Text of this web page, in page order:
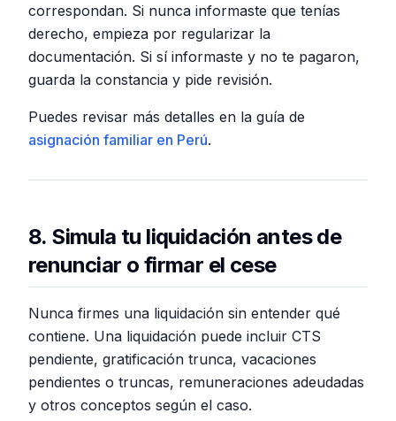
correspondan. Si nunca informaste que tenías
derecho, empieza por regularizar la
documentación. Si sí informaste y no te pagaron,
guarda la constancia y pide revisión.
Puedes revisar más detalles en la guía de
asignación familiar en Perú.
8. Simula tu liquidación antes de
renunciar o firmar el cese
Nunca firmes una liquidación sin entender qué
contiene. Una liquidación puede incluir CTS
pendiente, gratificación trunca, vacaciones
pendientes o truncas, remuneraciones adeudadas
y otros conceptos según el caso.